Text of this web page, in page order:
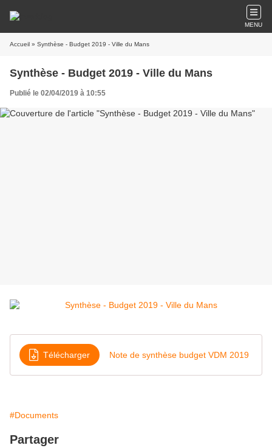
MENU
Accueil » Synthèse - Budget 2019 - Ville du Mans
Synthèse - Budget 2019 - Ville du Mans
Publié le 02/04/2019 à 10:55
Télécharger Note de synthèse budget VDM 2019
#Documents
Partager